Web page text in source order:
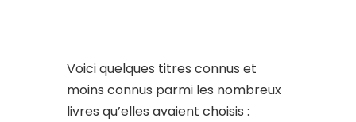
Voici quelques titres connus et
moins connus parmi les nombreux
livres qu’elles avaient choisis :